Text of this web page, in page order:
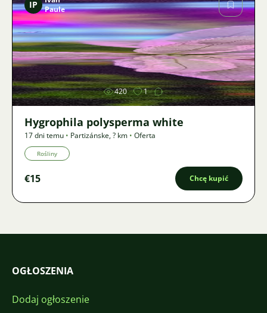
Zdjęcie
IP
Paule
420 1
Hygrophila polysperma white
17 dni temu • Partizánske,? km • Oferta
Rośliny
€15 Chcę kupić
OGŁOSZENIA
Dodaj ogłoszenie